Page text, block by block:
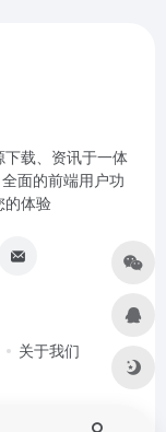
载、资讯于一体
面的前端用户功
的体验
关于我们